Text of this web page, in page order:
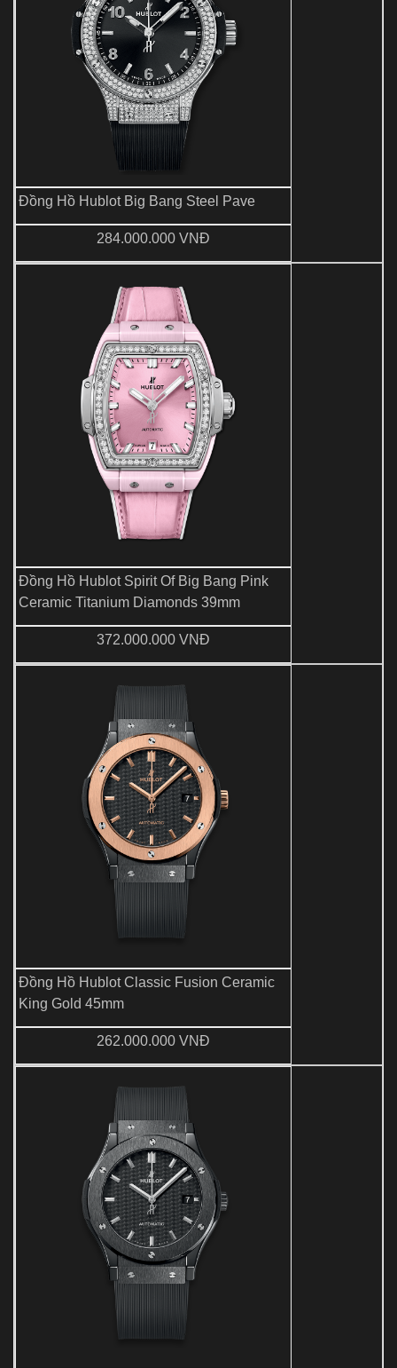
Đồng Hồ Hublot Big Bang Steel Pave
284.000.000 VNĐ
Đồng Hồ Hublot Spirit Of Big Bang Pink
Ceramic Titanium Diamonds 39mm
372.000.000 VNĐ
Đồng Hồ Hublot Classic Fusion Ceramic
King Gold 45mm
262.000.000 VNĐ